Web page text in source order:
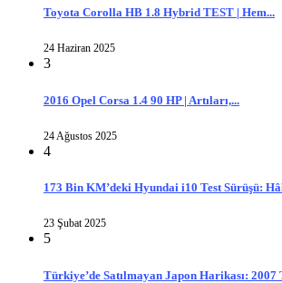
Toyota Corolla HB 1.8 Hybrid TEST | Hem...
24 Haziran 2025
3
2016 Opel Corsa 1.4 90 HP | Artıları,...
24 Ağustos 2025
4
173 Bin KM’deki Hyundai i10 Test Sürüşü:
23 Şubat 2025
5
Türkiye’de Satılmayan Japon Harikası: 2007